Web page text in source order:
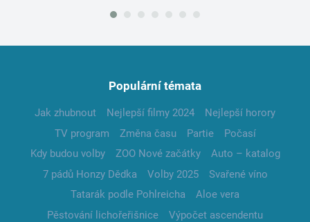
Populární témata
Jak zhubnout Nejlepší filmy 2024
Nejlepší horory
TV program
Změna času Partie
Počasí
Kdy budou volby
ZOO Nové začátky
Auto – katalog
7 pádů Honzy Dědka
Volby 2025
Svařené víno
Tatarák podle Pohlreicha
Aloe vera
Pěstování lichořeřišnice
Výpočet ascendentu